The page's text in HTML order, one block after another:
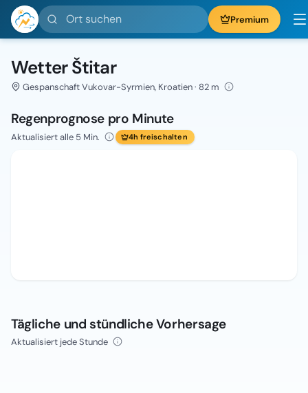
Ort suchen Premium
Wetter Štitar
Gespanschaft Vukovar-Syrmien, Kroatien · 82 m
Regenprognose pro Minute
Aktualisiert alle 5 Min. 4h freischalten
Tägliche und stündliche Vorhersage
Aktualisiert jede Stunde